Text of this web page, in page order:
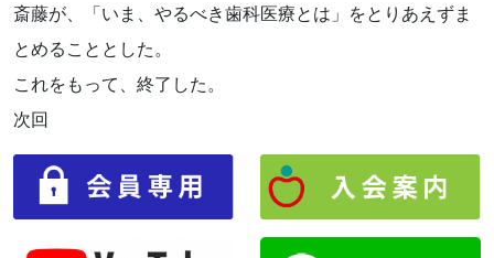
斎藤が、「いま、やるべき歯科医療とは」をとりあえずま
とめることとした。
これをもって、終了した。
次回